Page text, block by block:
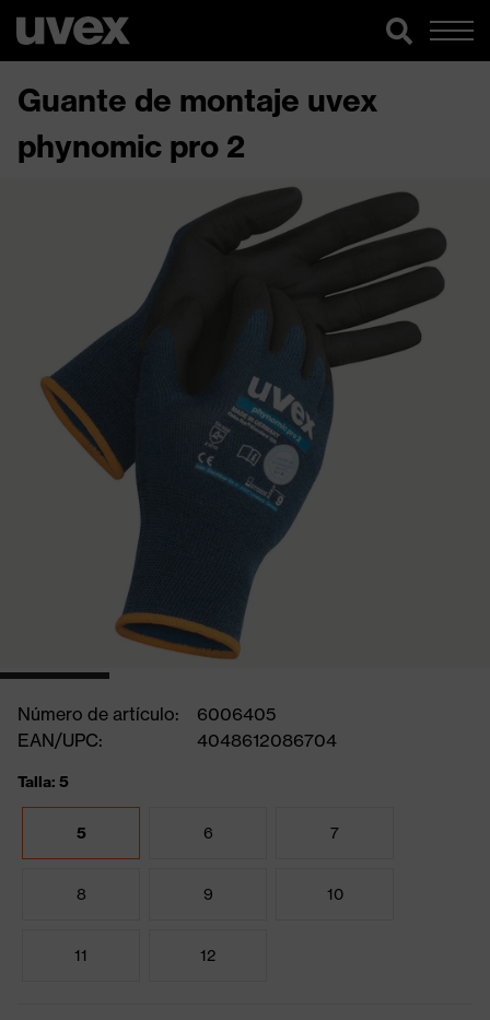
Guante de montaje uvex
phynomic pro 2
Número de artículo:
6006405
EAN/UPC:
4048612086704
Talla: 5
5 6 7
8 9 10
11 12